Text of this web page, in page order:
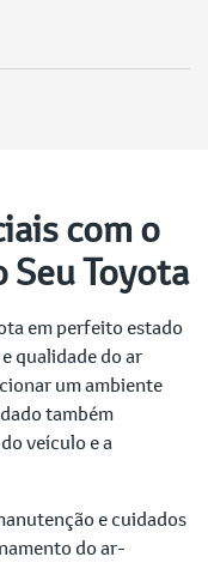
com o
Toyota
em perfeito estado
qualidade do ar
um ambiente
também
veículo e a
e cuidados
do ar-